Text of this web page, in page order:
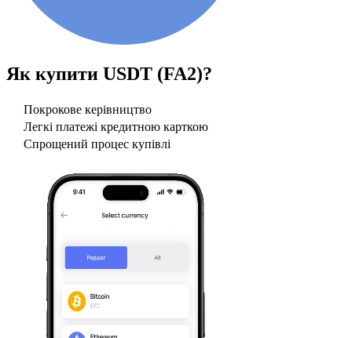
Як купити USDT (FA2)?
Покрокове керівництво
Легкі платежі кредитною карткою
Спрощений процес купівлі